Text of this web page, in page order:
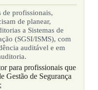
de profissionais,
de planear,
a Sistemas de
(SGSI/ISMS), com
auditável e em
para profissionais que
Gestão de Segurança